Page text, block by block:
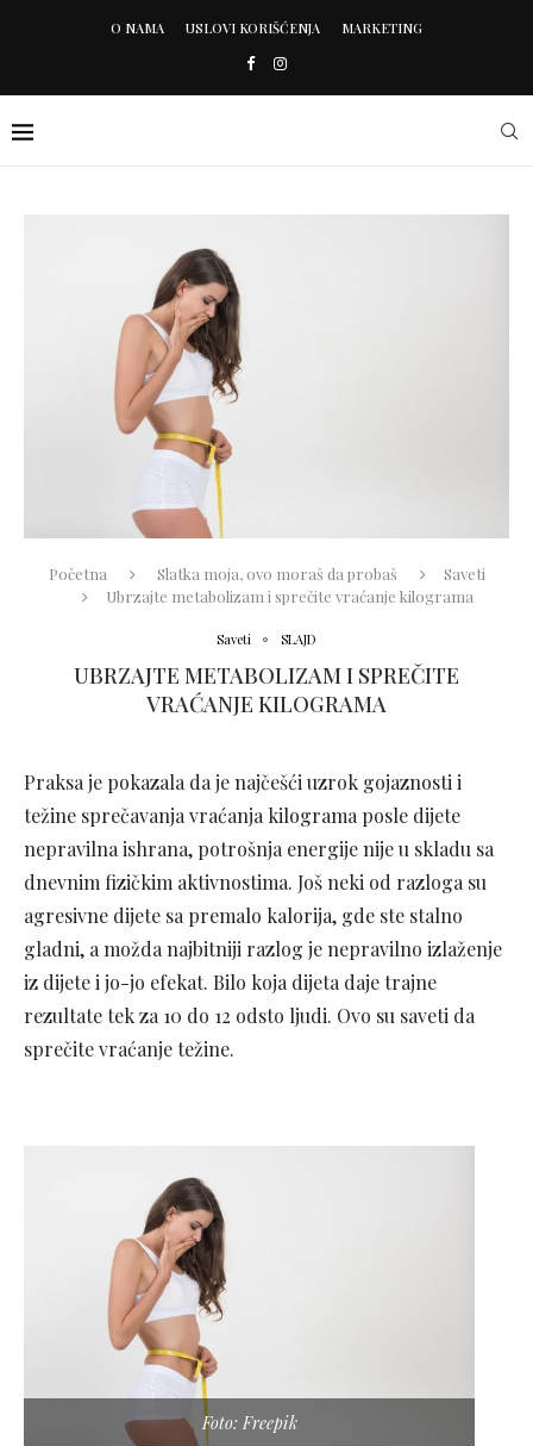
O NAMA USLOVI KORIŠĆENJA MARKETING
Početna Slatka moja, ovo moraš da probaš
Saveti
Ubrzajte metabolizam i sprečite vraćanje kilograma
Saveti SLAJD
UBRZAJTE METABOLIZAM I SPREČITE
VRAĆANJE KILOGRAMA
Praksa je pokazala da je najčešći uzrok gojaznosti i
težine sprečavanja vraćanja kilograma posle dijete
nepravilna ishrana, potrošnja energije nije u skladu sa
dnevnim fizičkim aktivnostima. Još neki od razloga su
agresivne dijete sa premalo kalorija, gde ste stalno
gladni, a možda najbitniji razlog je nepravilno izlaženje
iz dijete i jo-jo efekat. Bilo koja dijeta daje trajne
rezultate tek za 10 do 12 odsto ljudi. Ovo su saveti da
sprečite vraćanje težine.
Foto: Freepik